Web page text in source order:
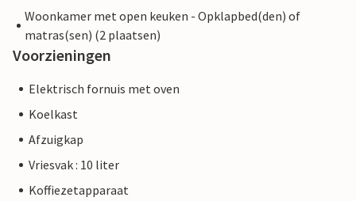
Woonkamer met open keuken - Opklapbed(den) of
matras(sen) (2 plaatsen)
Voorzieningen
Elektrisch fornuis met oven
Koelkast
Afzuigkap
Vriesvak : 10 liter
Koffiezetapparaat